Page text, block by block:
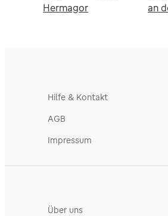
Hermagor
an
Hilfe & Kontakt
AGB
Impressum
Über uns